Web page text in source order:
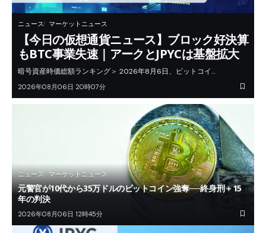
ニュース マーケットニュース
【今日の仮想通貨ニュース】ブロック好決算
もBTC事業失速｜アークとJPYCは基盤拡大
暗号資産時価総額ランキング＞ 2026年8月6日、ビットコイ…
2026年08月06日 20時07分
ニュース マーケットニュース
元警官が10代から35万ドルのビットコイン強奪──終身刑＋15
年の判決
2026年08月06日 12時45分